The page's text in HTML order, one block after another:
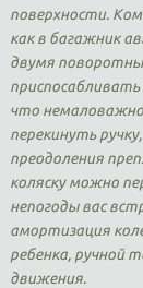
поверхности.
как в багажник
двумя
что немаловажно
перекинуть
преодоления
коляску можно
непогоды вас
амортизация
ребенка, ручной
движения.